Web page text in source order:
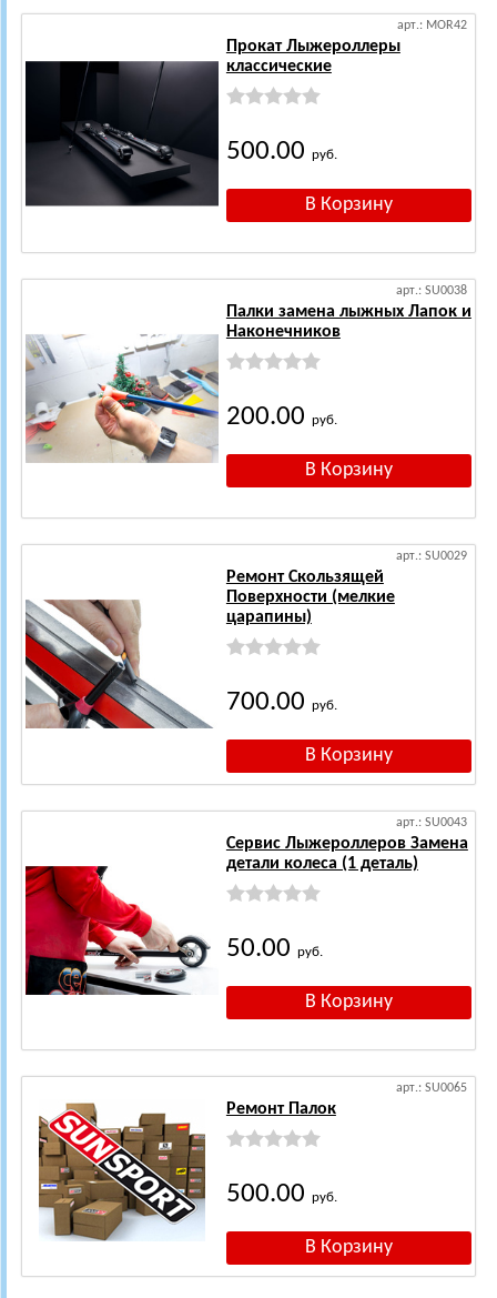
арт.: MOR42
Прокат Лыжероллеры
классические
500.00 руб.
арт.: SU0038
Палки замена лыжных Лапок и
Наконечников
200.00 руб.
арт.: SU0029
Ремонт Скользящей
Поверхности (мелкие
царапины)
700.00 руб.
арт.: SU0043
Сервис Лыжероллеров Замена
детали колеса (1 деталь)
50.00 руб.
арт.: SU0065
Ремонт Палок
500.00 руб.